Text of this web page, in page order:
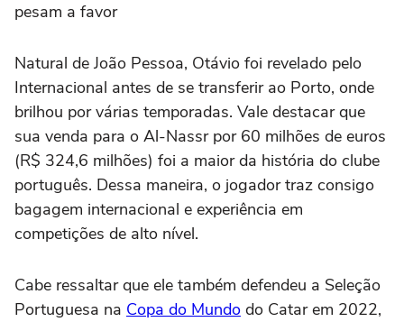
pesam a favor
Natural de João Pessoa, Otávio foi revelado pelo
Internacional antes de se transferir ao Porto, onde
brilhou por várias temporadas. Vale destacar que
sua venda para o Al-Nassr por 60 milhões de euros
(R$ 324,6 milhões) foi a maior da história do clube
português. Dessa maneira, o jogador traz consigo
bagagem internacional e experiência em
competições de alto nível.
Cabe ressaltar que ele também defendeu a Seleção
Portuguesa na Copa do Mundo do Catar em 2022,